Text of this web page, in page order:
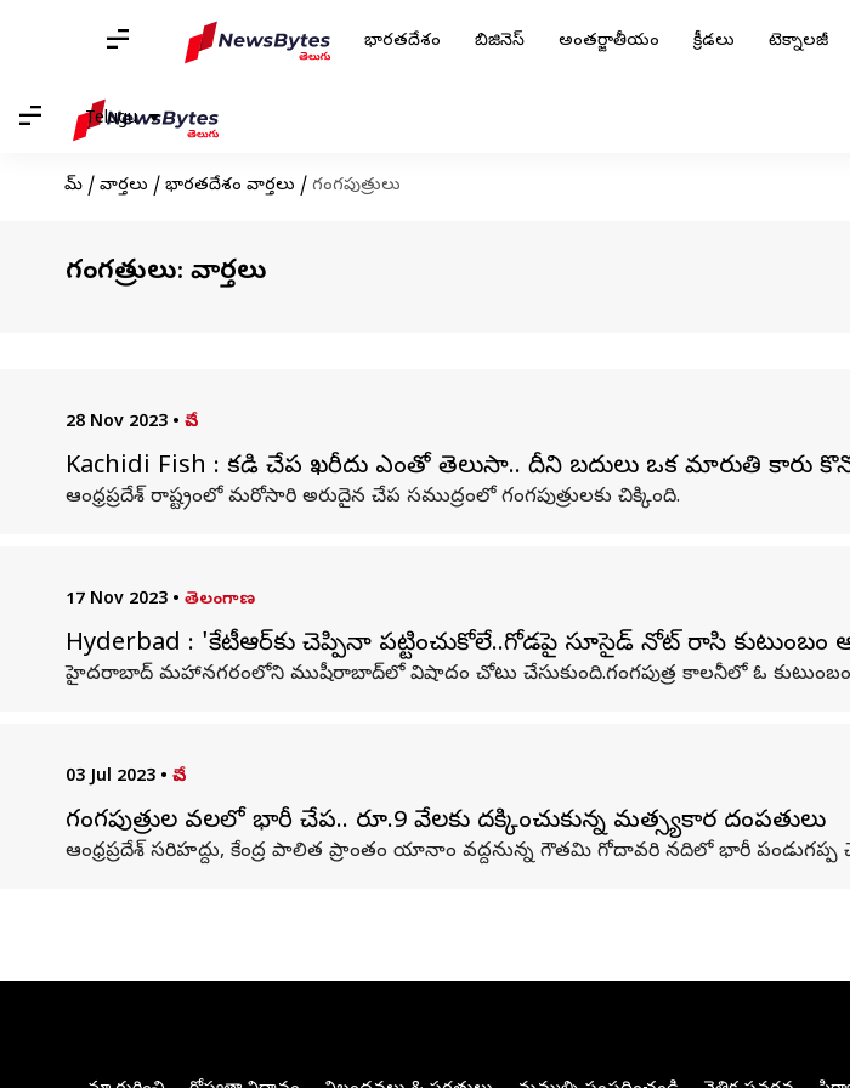
భారతదేశం బిజినెస్ అంతర్జాతీయం క్రీడలు టెక్నాలజీ
Telugu
హోమ్ / వార్తలు / భారతదేశం వార్తలు / గంగపుత్రులు
గంగపుత్రులు: వార్తలు
28 Nov 2023 • చేప
Kachidi Fish : కచిడి చేప ఖరీదు ఎంతో తెలుసా.. దీని బదులు ఒక మారుతి కారు
ఆంధ్రప్రదేశ్ రాష్ట్రంలో మరోసారి అరుదైన చేప సముద్రంలో గంగపుత్రులకు చిక్కింది.
17 Nov 2023 • తెలంగాణ
Hyderbad : 'కేటీఆర్‌కు చెప్పినా పట్టించుకోలే..గోడపై సూసైడ్ నోట్ రాసి కుటుంబం
హైదరాబాద్ మహానగరంలోని ముషీరాబాద్‌లో విషాదం చోటు చేసుకుంది.గంగపుత్ర కాలనీలో ఓ కుటుంబం
03 Jul 2023 • చేప
గంగపుత్రుల వలలో భారీ చేప.. రూ.9 వేలకు దక్కించుకున్న మత్స్యకార దంపతులు
ఆంధ్రప్రదేశ్ సరిహద్దు, కేంద్ర పాలిత ప్రాంతం యానాం వద్దనున్న గౌతమి గోదావరి నదిలో భారీ పండుగప్ప